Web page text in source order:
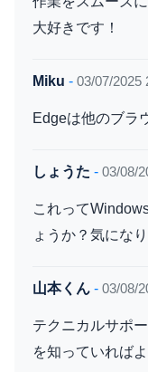
大好きです！
Miku - 03/07/2025
Edgeは他のブラ
しょうた - 03/08/
これって
ょうか？気にな
山本くん - 03/08/
テクニカルサポ
を知っていれば